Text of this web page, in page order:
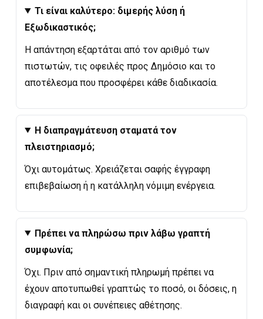
Τι είναι καλύτερο: διμερής λύση ή
Εξωδικαστικός;
Η απάντηση εξαρτάται από τον αριθμό των
πιστωτών, τις οφειλές προς Δημόσιο και το
αποτέλεσμα που προσφέρει κάθε διαδικασία.
Η διαπραγμάτευση σταματά τον
πλειστηριασμό;
Όχι αυτομάτως. Χρειάζεται σαφής έγγραφη
επιβεβαίωση ή η κατάλληλη νόμιμη ενέργεια.
Πρέπει να πληρώσω πριν λάβω γραπτή
συμφωνία;
Όχι. Πριν από σημαντική πληρωμή πρέπει να
έχουν αποτυπωθεί γραπτώς το ποσό, οι δόσεις, η
διαγραφή και οι συνέπειες αθέτησης.